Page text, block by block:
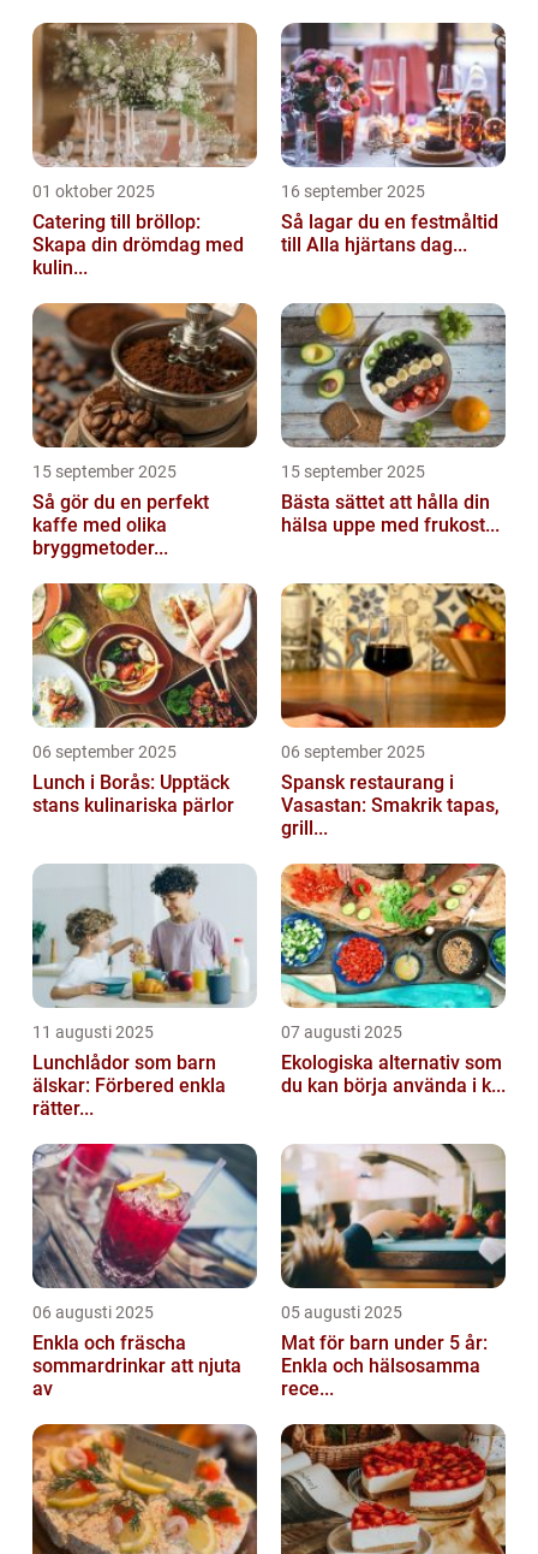
01 oktober 2025
Catering till bröllop:
Skapa din drömdag med
kulin...
16 september 2025
Så lagar du en festmåltid
till Alla hjärtans dag...
15 september 2025
Så gör du en perfekt
kaffe med olika
bryggmetoder...
15 september 2025
Bästa sättet att hålla din
hälsa uppe med frukost...
06 september 2025
Lunch i Borås: Upptäck
stans kulinariska pärlor
06 september 2025
Spansk restaurang i
Vasastan: Smakrik tapas,
grill...
11 augusti 2025
Lunchlådor som barn
älskar: Förbered enkla
rätter...
07 augusti 2025
Ekologiska alternativ som
du kan börja använda i k...
06 augusti 2025
Enkla och fräscha
sommardrinkar att njuta
av
05 augusti 2025
Mat för barn under 5 år:
Enkla och hälsosamma
rece...